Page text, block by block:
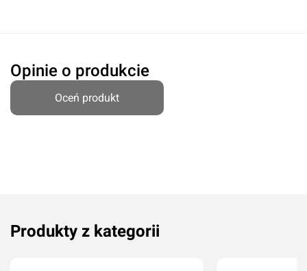
Opinie o produkcie
Oceń produkt
Oceń produkt
Produkty z kategorii